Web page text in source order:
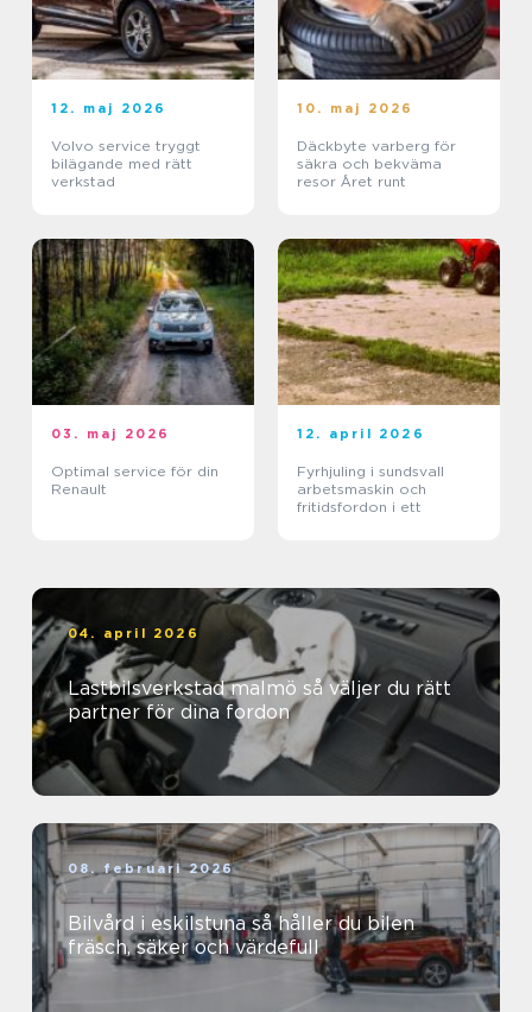
12. maj 2026
Volvo service tryggt
bilägande med rätt
verkstad
10. maj 2026
Däckbyte varberg för
säkra och bekväma
resor Året runt
03. maj 2026
Optimal service för din
Renault
12. april 2026
Fyrhjuling i sundsvall
arbetsmaskin och
fritidsfordon i ett
04. april 2026
Lastbilsverkstad malmö så väljer du rätt
partner för dina fordon
08. februari 2026
Bilvård i eskilstuna så håller du bilen
fräsch, säker och värdefull